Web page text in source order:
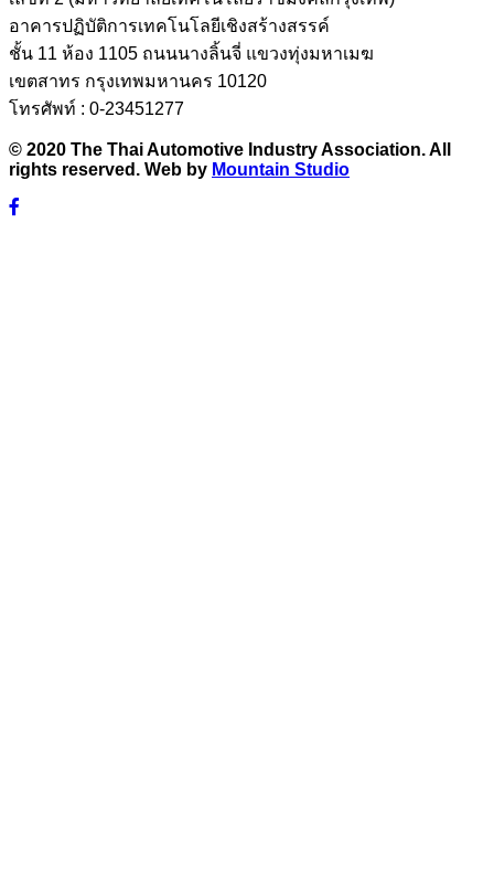
อาคารปฏิบัติการเทคโนโลยีเชิงสร้างสรรค์
ชั้น 11 ห้อง 1105 ถนนนางลิ้นจี่ แขวงทุ่งมหาเมฆ
เขตสาทร กรุงเทพมหานคร 10120
โทรศัพท์ : 0-23451277
© 2020 The Thai Automotive Industry Association. All
rights reserved. Web by Mountain Studio